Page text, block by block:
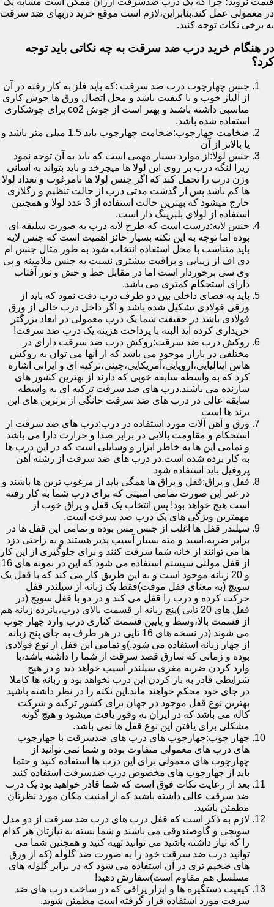
در معمولی عمل کند.بنابراین،لازم است موقع خرید دربهای ضد سرقت
به برخی نکات توجه کنید.
در هنگام خرید درب ضد سرقت به چه نکاتی باید توجه
کرد؟
جنس چهارچوب درب ضد سرقت :که باید فلز به کار رفته در آن
از آلیاژ خوب و با کیفیت باشد و محل اتصال ورق ها جوش کاری
مناسبی داشته باشند و بهتر است از جوش co2 برای جوشکاری
استفاده شده باشد.
ضخامت چهارچوب:ضخامت چهارچوب باید 1.5 میلی متر باشد و
یا بالاتر از آن
جنس لولا:از موارد بسیار مهمی است که باید به آن توجه نمود
زیرا لنگه درب بر روی این لولا ها میچرخد و باید بتواند به آسانی
وزن درب را تحمل کند که اگر جنس لولا ها نامرغوب و تعداد لولا
ها کم باشد پس از گذشت مدتی درب از حالت تنظیم و رگلاژی
خارج میشود که بهترین حالت استفاده از 3 عدد لولا و همچنین
استفاده از لولای بلبرینگ دار است.
جنس لایه:درست است که طرح لایه درب به صورت سلیقه ای
بوده اما توجه به این نکته بسیار حائز اهمیت است که جنس لایه
باید متناسب با محل استفاده انتخاب شود به طور مثال جنس ام
دی اف از زیبایی و براقیت بیشتری نسبت به جنس ملامینه و پی
وی سی برخوردار است اما در مقابل خط و خش و نور آفتاب
دارای استحکام کمتری می باشد.
باید به فضای داخلی بین دو طرف درب دقت نمود که باید از
ورقی فولادی تشکیل شده باشد و اگر داخل درب خالی از ورق
فولادی باشد در حقیقت شما یک درب معمولی در ابعاد بزرگتر
خریداری کرده اید البته با پرداخت هزینه یک درب ضد سرقت!
روکش درب ضد سرقت:روکش درب ضد سرقت دارای در
مختلفی در بازار موجود می باشد که از آنها می توان به روکش
هاس ایتالیایی،اروپایی،آمریکایی،چینی،ترکیه ای و ایرانی اشاره
کرد که به واسطه سابقه خوبی که دارند از بهترین کشور های
سازنده می باشند.درب های ضد سرقت ترکیه ای به واسطه
سابقه عالی در درب های ضد سرقت خانگی از برترین های این
برند ها است
ورق و آهن آلات مورد استفاده در درب:درب های ضد سرقت از
استحکام و مقاومت بالایی در برابر صدا و حرارت دارا می باشد
و تمامی این ها به خاطر ابزار و وسایلی است که در این درب ها
به کار برده شده است.در درب های ضد سرقت از رشته آهن
پروفیل باید استفاده شود
قفل و یراق:قفل و یراق ها همگی باید از مرغوب ترین ها باشند و
در غیر این صورت تمامی امنیتی که برای درب شما به کار رفته
است هیچ خواهد بود! پس انتخاب یک قفل و یراق خوب از
مهمترین ویژگی های یک درب ضد سرقت است.
سیلندر قفل ها اغلب از جنس مس بوده و تمامی این قفل ها در
برابر ضربه،اسید و مته بسیار آسیب پذیر هستند و به راحتی دزد
ها می توانند از خانه شما سرقت کنند و برای جلوگیری از این کار
از قفل مولتی سیستم استفاده می شود که این در نمونه های 16
و 20 زبانه موجود است و به این طریق کار می کند که با قفل یک
سویچ (به معنای قفل موقت)فقط یک زبانه از سیلندر قفل
حرکت کرده و درب را قفل می کند و در دو با قفل سویچ (در
قفل های 20 تایی )پنج زبانه از قسمت بالای درب،پانزده زبانه هم
از قسمت بالا،وسط و پایین قسمت کناری درب وارد چهار چوب
می شوند (در نسخه های 16 تایی در هر طرف به جای پنج زبانه
از چهار زبانه استفاده می شود.)و تمامی این قفل از نوع فولادی
بوده و زمانی که سارق قصد سرقت از شما را داشته باشد،با
وارد کردن ضربه مغزی سیلندر آسیب خواهد دید و در هیچ
شرایطی قادر به باز کردن این درب نخواهد بود و زبانه ها کاملا
در جای خود محکم خواهند ماند.این نکته را در نظر داشته باشید
بهترین نوع قفل موجود در جهان برای کشور ترکیه و شرکت
کاله می باشد که در ایران به وفور یافت میشود و هیچ گونه
مشکلی برای یافتن این نوع قفل ها نمی باشد.
چهار چوب:چهارچوب های درب های ضدسرقت با چهارچوب
های درب های معمولی متفاوت بوده و شما نمی توانید از
چهارچوب های معمولی برای این درب ها استفاده کنید و حتما
باید از چهارچوب های مخصوص درب ضدسرقت استفاده کنید
بعد از رعایت نکات فوق است که شما قادر خواهید بود یک درب
ضد سرقت عالی داشته باشید که از امنیت مکان مورد نظرتان
مطمئن باشید.
لازم به ذکر است که قفل درب های درب ضد سرقت از دو مدل
سویچی و گاوصندوقی می باشند و شما بسته به نیازتان هر کدام
را که نیاز داشته باشید می توانید تهیه کنید و همچنین شما می
توانید درب ضد سرقت خود را به صورت ضد گلوله (که از ورق
های ضخیم تری در آن استفاده می شود که در برابر گلوله های
مسلسل هم مقاوم است)سفارش دهید!
کیفیت دستگیره ها و ابزار یراقی که در ساخت درب های ضد
سرقت مورد استفاده قرار گرفته است مطمئن شوید.